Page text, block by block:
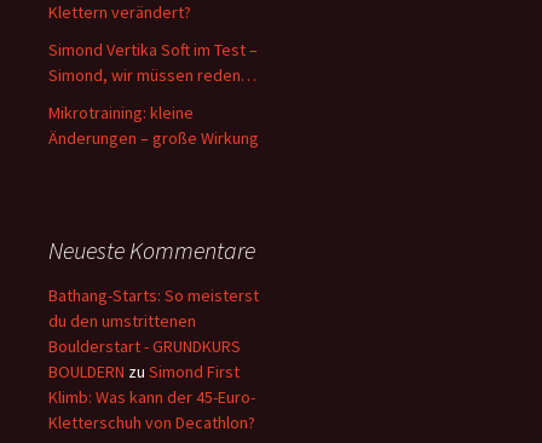
Klettern verändert?
Simond Vertika Soft im Test –
Simond, wir müssen reden…
Mikrotraining: kleine
Änderungen – große Wirkung
Neueste Kommentare
Bathang-Starts: So meisterst
du den umstrittenen
Boulderstart - GRUNDKURS
BOULDERN zu Simond First
Klimb: Was kann der 45-Euro-
Kletterschuh von Decathlon?